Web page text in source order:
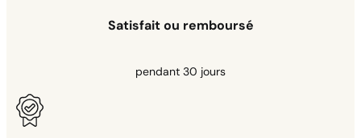
Satisfait ou remboursé
pendant 30 jours